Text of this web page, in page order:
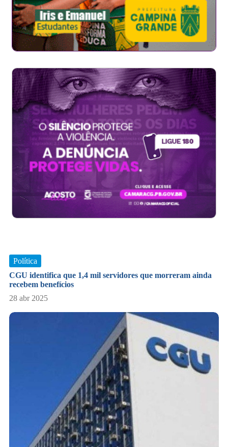
Política
CGU identifica que 1,4 mil servidores que morreram ainda
recebem benefícios
28 abr 2025